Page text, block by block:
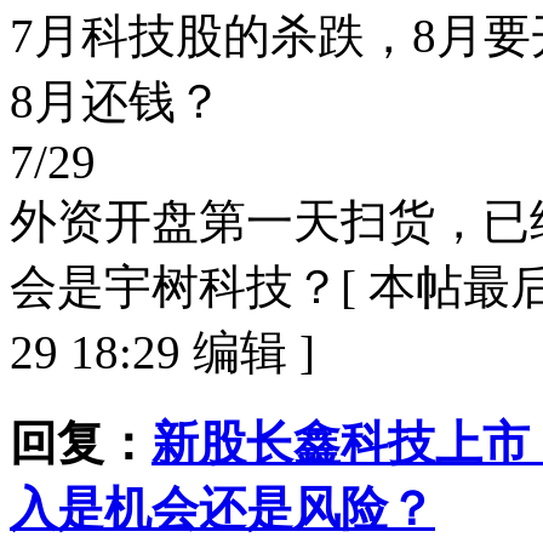
7月科技股的杀跌，8月
8月还钱？
7/29
外资开盘第一天扫货，
会是宇树科技？[ 本帖最
29 18:29 编辑 ]
回复： 新股长鑫科技上
入是机会还是风险？